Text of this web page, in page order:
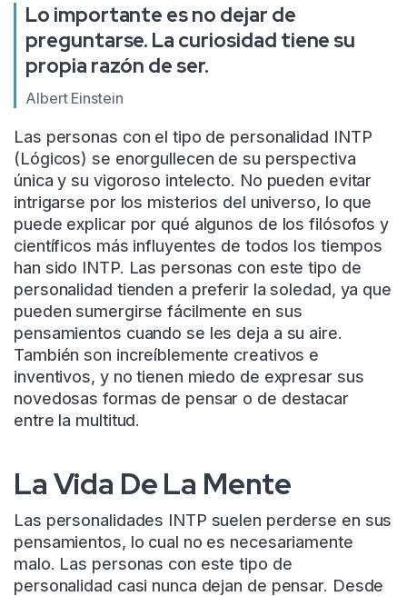
Lo importante es no dejar de
preguntarse. La curiosidad tiene su
propia razón de ser.
Albert Einstein
Las personas con el tipo de personalidad INTP
(Lógicos) se enorgullecen de su perspectiva
única y su vigoroso intelecto. No pueden evitar
intrigarse por los misterios del universo, lo que
puede explicar por qué algunos de los filósofos y
científicos más influyentes de todos los tiempos
han sido INTP. Las personas con este tipo de
personalidad tienden a preferir la soledad, ya que
pueden sumergirse fácilmente en sus
pensamientos cuando se les deja a su aire.
También son increíblemente creativos e
inventivos, y no tienen miedo de expresar sus
novedosas formas de pensar o de destacar
entre la multitud.
La Vida De La Mente
Las personalidades INTP suelen perderse en sus
pensamientos, lo cual no es necesariamente
malo. Las personas con este tipo de
personalidad casi nunca dejan de pensar. Desde